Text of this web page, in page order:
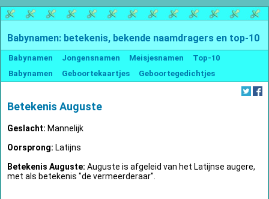
Babynamen: betekenis, bekende naamdragers en top-10
Babynamen Jongensnamen Meisjesnamen
Top-10
Babynamen
Geboortekaartjes Geboortegedichtjes
Betekenis Auguste
Geslacht: Mannelijk
Oorsprong: Latijns
Betekenis Auguste: Auguste is afgeleid van het Latijnse augere,
met als betekenis "de vermeerderaar".